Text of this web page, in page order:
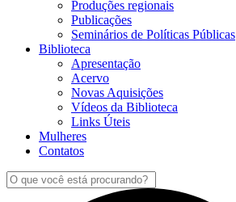
Produções regionais
Publicações
Seminários de Políticas Públicas
Biblioteca
Apresentação
Acervo
Novas Aquisições
Vídeos da Biblioteca
Links Úteis
Mulheres
Contatos